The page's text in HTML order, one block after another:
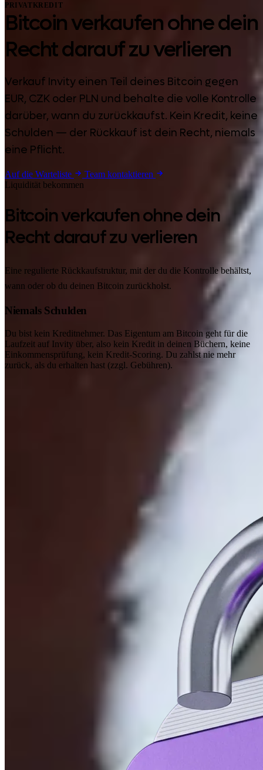
PRIVATKREDIT
Bitcoin verkaufen ohne dein
Recht darauf zu verlieren
Verkauf Invity einen Teil deines Bitcoin gegen
EUR, CZK oder PLN und behalte die volle Kontrolle
darüber, wann du zurückkaufst. Kein Kredit, keine
Schulden — der Rückkauf ist dein Recht, niemals
eine Pflicht.
Auf die Warteliste
Team kontaktieren
Liquidität bekommen
Bitcoin verkaufen ohne dein
Recht darauf zu verlieren
Eine regulierte Rückkaufstruktur, mit der du die Kontrolle behältst,
wann oder ob du deinen Bitcoin zurückholst.
Niemals Schulden
Du bist kein Kreditnehmer. Das Eigentum am Bitcoin geht für die
Laufzeit auf Invity über, also kein Kredit in deinen Büchern, keine
Einkommensprüfung, kein Kredit-Scoring. Du zahlst nie mehr
zurück, als du erhalten hast (zzgl. Gebühren).